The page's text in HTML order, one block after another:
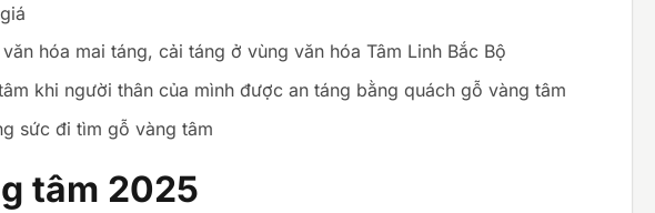
hóa mai táng, cải táng ở vùng văn hóa Tâm Linh Bắc Bộ
khi người thân của mình được an táng bằng quách gỗ vàng tâm
sức đi tìm gỗ vàng tâm
tâm 2025